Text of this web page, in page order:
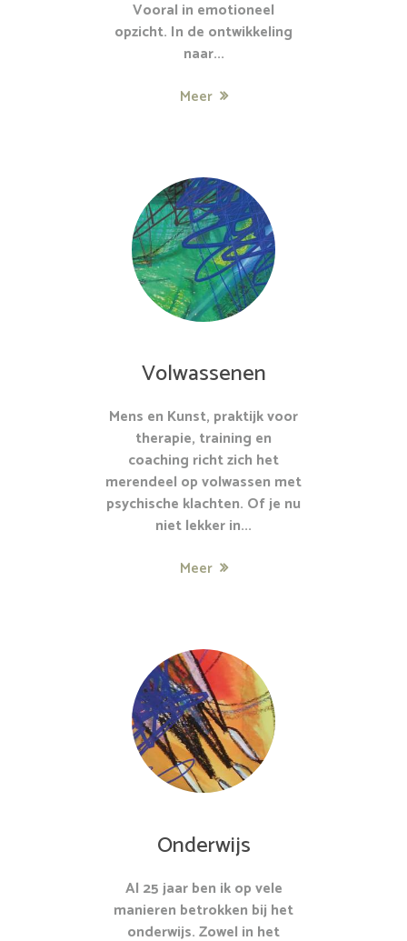
Vooral in emotioneel
opzicht. In de ontwikkeling
naar...
Meer
Volwassenen
Mens en Kunst, praktijk voor
therapie, training en
coaching richt zich het
merendeel op volwassen met
psychische klachten. Of je nu
niet lekker in...
Meer
Onderwijs
Al 25 jaar ben ik op vele
manieren betrokken bij het
onderwijs. Zowel in het